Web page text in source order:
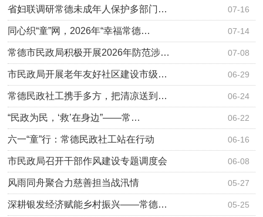
07-16
省妇联调研常德未成年人保护多部门…
07-14
同心织“童”网，2026年“幸福常德…
07-08
常德市民政局积极开展2026年防范涉…
06-29
市民政局开展老年友好社区建设市级…
06-24
常德民政社工携手多方，把清凉送到…
06-22
“民政为民，‘救’在身边”——常…
06-16
六一“童”行：常德民政社工站在行动
06-08
市民政局召开干部作风建设专题调度会
05-27
风雨同舟聚合力慈善担当战汛情
05-25
深耕银发经济赋能乡村振兴——常德…